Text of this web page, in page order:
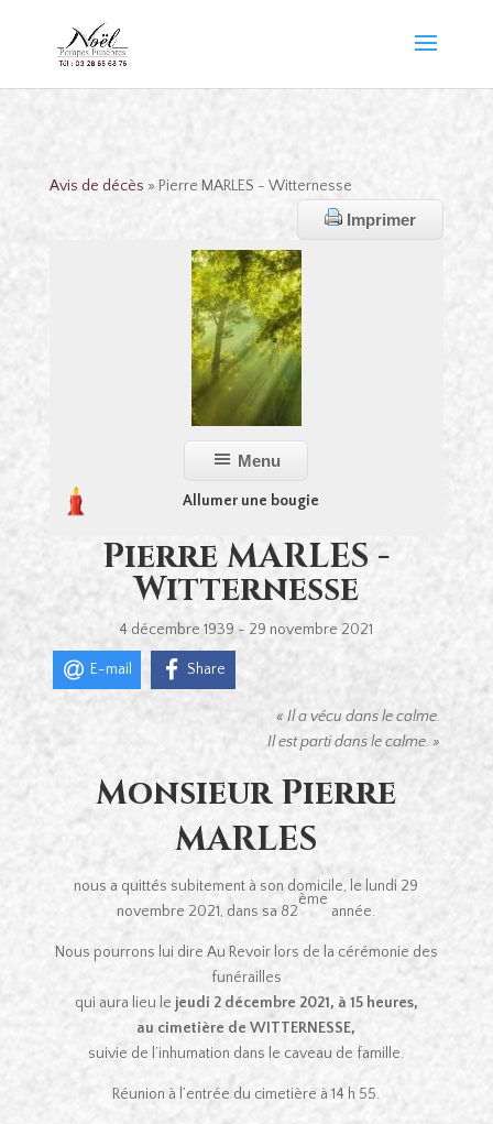
Avis de décès » Pierre MARLES - Witternesse
Imprimer
Menu
Allumer une bougie
Pierre MARLES -
Witternesse
4 décembre 1939 - 29 novembre 2021
E-mail Share
« Il a vécu dans le calme.
Il est parti dans le calme. »
Monsieur Pierre
MARLES
nous a quittés subitement à son domicile, le lundi 29
novembre 2021, dans sa 82
ème
année.
Nous pourrons lui dire Au Revoir lors de la cérémonie des
funérailles
qui aura lieu le jeudi 2 décembre 2021, à 15 heures,
au cimetière de WITTERNESSE,
suivie de l’inhumation dans le caveau de famille.
Réunion à l’entrée du cimetière à 14 h 55.